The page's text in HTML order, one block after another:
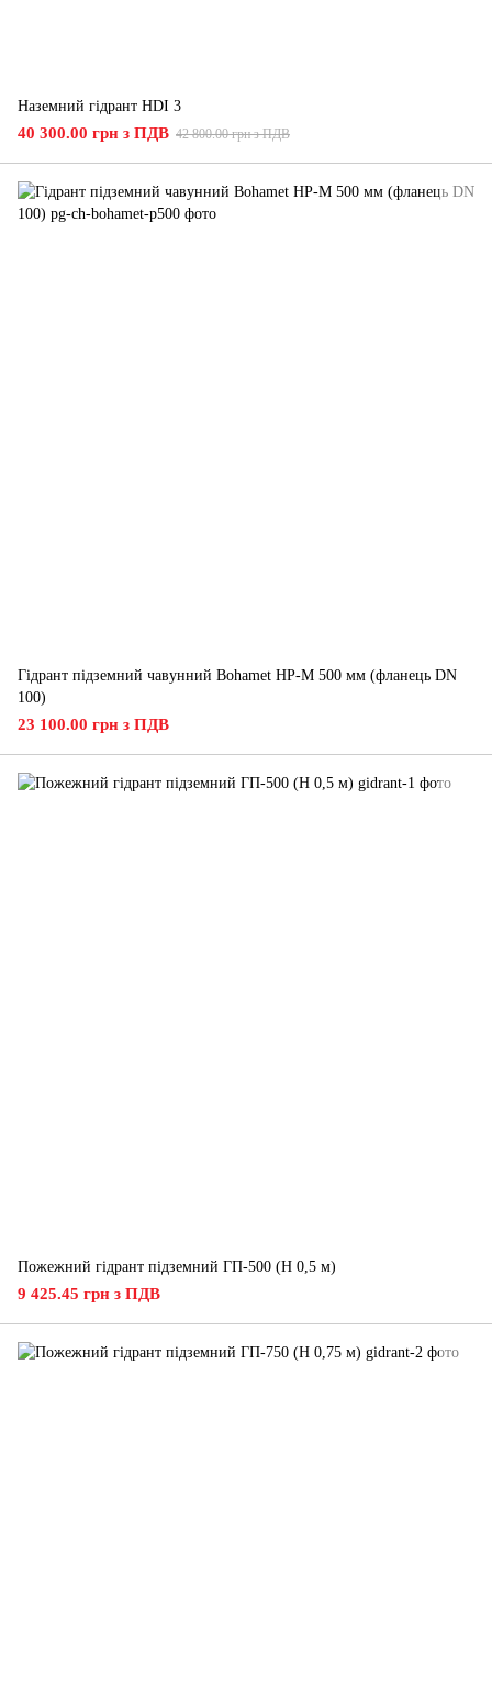
Наземний гідрант HDI 3
40 300.00 грн з ПДВ 42 800.00 грн з ПДВ
Гідрант підземний чавунний Bohamet HP-M 500 мм (фланець DN
100)
23 100.00 грн з ПДВ
Пожежний гідрант підземний ГП-500 (H 0,5 м)
9 425.45 грн з ПДВ